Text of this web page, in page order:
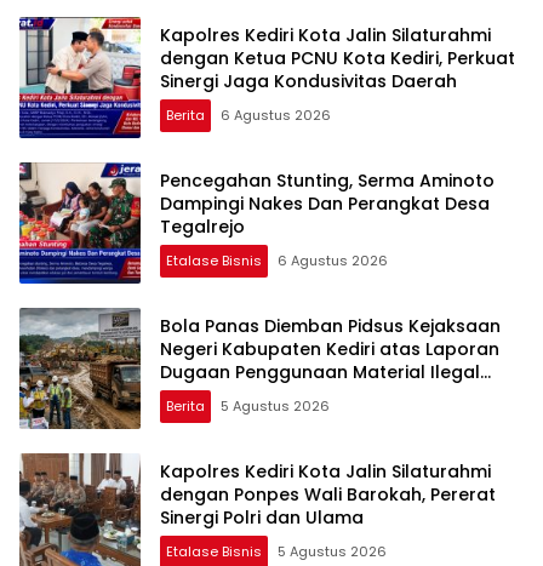
Kapolres Kediri Kota Jalin Silaturahmi
dengan Ketua PCNU Kota Kediri, Perkuat
Sinergi Jaga Kondusivitas Daerah
Berita 6 Agustus 2026
Pencegahan Stunting, Serma Aminoto
Dampingi Nakes Dan Perangkat Desa
Tegalrejo
Etalase Bisnis 6 Agustus 2026
Bola Panas Diemban Pidsus Kejaksaan
Negeri Kabupaten Kediri atas Laporan
Dugaan Penggunaan Material Ilegal
Proyek Tol Kediri Oleh PT. HASTARI JAYA
SENTOSA
Berita 5 Agustus 2026
Kapolres Kediri Kota Jalin Silaturahmi
dengan Ponpes Wali Barokah, Pererat
Sinergi Polri dan Ulama
Etalase Bisnis 5 Agustus 2026